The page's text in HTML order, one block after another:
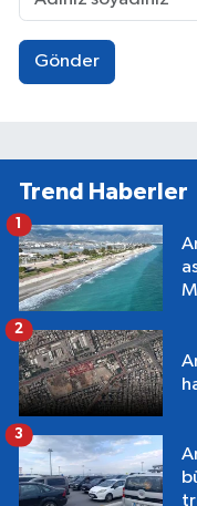
Gönder
Trend Haberler
1
2
3